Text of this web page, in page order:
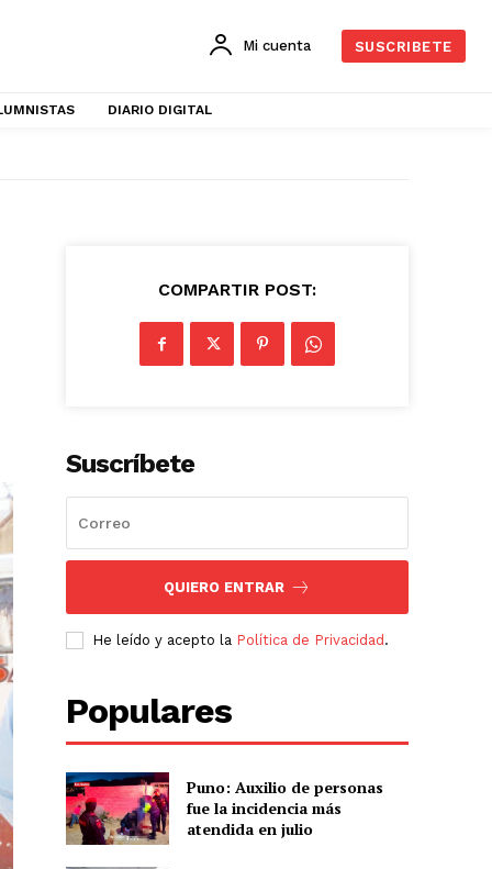
Mi cuenta SUSCRIBETE
DIARIO DIGITAL
COMPARTIR POST:
Suscríbete
QUIERO ENTRAR
He leído y acepto la Política de Privacidad .
Populares
Puno: Auxilio de personas
fue la incidencia más
atendida en julio